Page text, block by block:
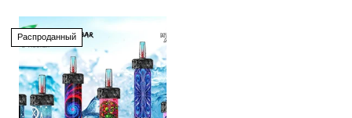
Vozol
Yo Bar
YOXY
Распроданный